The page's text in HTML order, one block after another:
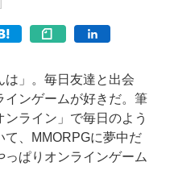
」。毎日友達と出会
インゲームが好きだ。筆
ライン」で毎日のよう
て、MMORPGに夢中だ
っぱりオンラインゲーム